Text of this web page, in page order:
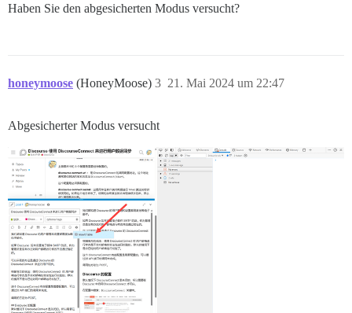
Haben Sie den abgesicherten Modus versucht?
honeymoose (HoneyMoose) 21. Mai 2024 um 22:47
3
Abgesicherter Modus versucht